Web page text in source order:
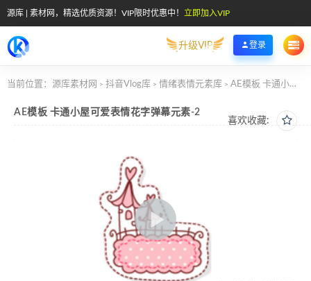
源库 | 素材网，精选优质资源！VIP限时优惠中！ 立即加入VIP
升级VIP 登录
当前位置： 源库素材网 > 抖音Vlog库 > 情绪表情元素库 > AE模板 卡通小屋可爱表情花字弹幕元素-2
喜欢收藏:
AE模板 卡通小屋可爱表情花字弹幕元素-2